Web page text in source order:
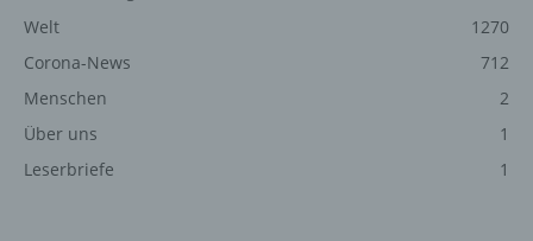
Welt
1270
Corona-News
712
Menschen
2
Über uns
1
Leserbriefe
1
an den für die Verarbeitung Verantwortlichen
Zwecke der Bearbeitung oder der Kontaktaufnahme zur
betroffenen Person gespeichert. Es erfolgt keine
Weitergabe dieser personenbezogenen Daten an Dritte.